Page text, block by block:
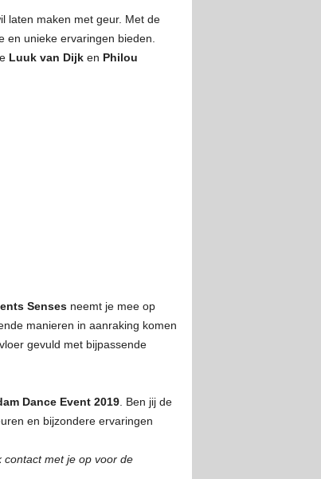
laten maken met geur. Met de
unieke ervaringen bieden.
Luuk van Dijken Philou
Senses neemt je mee op
manieren in aanraking komen
gevuld met bijpassende
Dance Event 2019. Ben jij de
en bijzondere ervaringen
contact met je op voor de